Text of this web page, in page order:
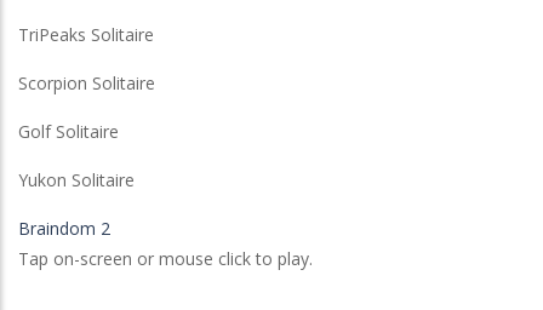
TriPeaks Solitaire
Scorpion Solitaire
Golf Solitaire
Yukon Solitaire
Braindom 2
Tap on-screen or mouse click to play.